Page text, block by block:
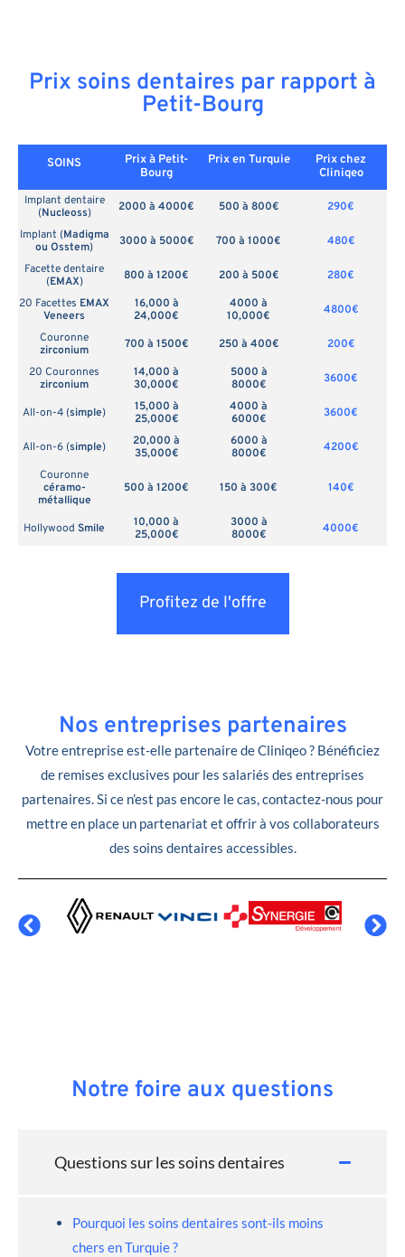
Prix soins dentaires par rapport à
Petit-Bourg
SOINS
Prix à Petit-
Bourg
Prix en Turquie
Prix chez
Cliniqeo
Implant dentaire
(Nucleoss) 2000 à 4000€ 500 à 800€
290€
Implant (Madigma
ou Osstem) 3000 à 5000€ 700 à 1000€
480€
Facette dentaire
(EMAX) 800 à 1200€ 200 à 500€
280€
20 Facettes EMAX
Veneers
16,000 à
24,000€
4000 à
10,000€
4800€
Couronne
zirconium
700 à 1500€ 250 à 400€
200€
20 Couronnes
zirconium
14,000 à
30,000€
5000 à
8000€
3600€
All-on-4 (simple)
15,000 à
25,000€
4000 à
6000€
3600€
All-on-6 (simple)
20,000 à
35,000€
6000 à
8000€
4200€
Couronne
céramo-
métallique
500 à 1200€ 150 à 300€ 140€
Hollywood Smile
10,000 à
25,000€
3000 à
8000€
4000€
Profitez de l'offre
Nos entreprises partenaires
Votre entreprise est-elle partenaire de Cliniqeo ? Bénéficiez
de remises exclusives pour les salariés des entreprises
partenaires. Si ce n’est pas encore le cas, contactez-nous pour
mettre en place un partenariat et offrir à vos collaborateurs
des soins dentaires accessibles.
Notre foire aux questions
Questions sur les soins dentaires
Pourquoi les soins dentaires sont-ils moins
chers en Turquie ?